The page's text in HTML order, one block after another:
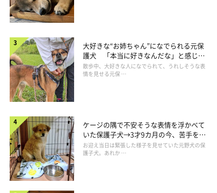
大好きな“お姉ちゃん”になでられる元保
護犬 「本当に好きなんだな」と感じる
表情にほっこり
散歩中、大好きな人になでられて、うれしそうな表
情を見せる元保 …
ケージの隅で不安そうな表情を浮かべて
いた保護子犬→3才9カ月の今、苦手を克
服し頼もしいコに成長！
お迎え当日は緊張した様子を見せていた元野犬の保
護子犬。あれか …